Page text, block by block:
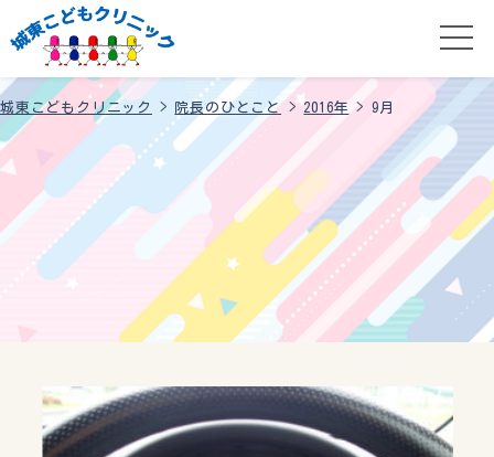
城東こどもクリニック > 院長のひとこと>2016年 > 9月